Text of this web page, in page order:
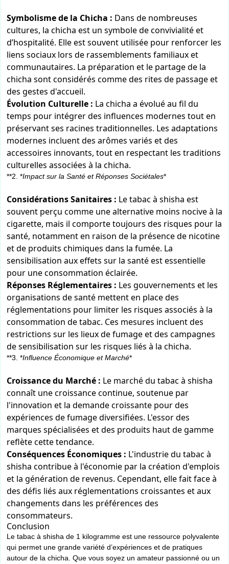
Symbolisme de la Chicha : Dans de nombreuses
cultures, la chicha est un symbole de convivialité et
d’hospitalité. Elle est souvent utilisée pour renforcer les
liens sociaux lors de rassemblements familiaux et
communautaires. La préparation et le partage de la
chicha sont considérés comme des rites de passage et
des gestes d'accueil.
Évolution Culturelle : La chicha a évolué au fil du
temps pour intégrer des influences modernes tout en
préservant ses racines traditionnelles. Les adaptations
modernes incluent des arômes variés et des
accessoires innovants, tout en respectant les traditions
culturelles associées à la chicha.
**2. *Impact sur la Santé et Réponses Sociétales*
Considérations Sanitaires : Le tabac à shisha est
souvent perçu comme une alternative moins nocive à la
cigarette, mais il comporte toujours des risques pour la
santé, notamment en raison de la présence de nicotine
et de produits chimiques dans la fumée. La
sensibilisation aux effets sur la santé est essentielle
pour une consommation éclairée.
Réponses Réglementaires : Les gouvernements et les
organisations de santé mettent en place des
réglementations pour limiter les risques associés à la
consommation de tabac. Ces mesures incluent des
restrictions sur les lieux de fumage et des campagnes
de sensibilisation sur les risques liés à la chicha.
**3. *Influence Économique et Marché*
Croissance du Marché : Le marché du tabac à shisha
connaît une croissance continue, soutenue par
l'innovation et la demande croissante pour des
expériences de fumage diversifiées. L'essor des
marques spécialisées et des produits haut de gamme
reflète cette tendance.
Conséquences Économiques : L'industrie du tabac à
shisha contribue à l'économie par la création d'emplois
et la génération de revenus. Cependant, elle fait face à
des défis liés aux réglementations croissantes et aux
changements dans les préférences des
consommateurs.
Conclusion
Le tabac à shisha de 1 kilogramme est une ressource polyvalente
qui permet une grande variété d’expériences et de pratiques
autour de la chicha. Que vous soyez un amateur passionné ou un